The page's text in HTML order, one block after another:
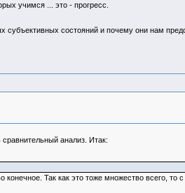
учимся ... это - прогресс.
субъективных состояний и почему они нам
анализ. Итак:
Так как это тоже множество всего, то